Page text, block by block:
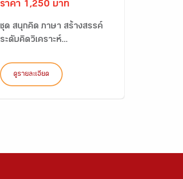
ราคา 1,250 บาท
ชุด สนุกคิด ภาษา สร้างสรรค์
ระดับคิดวิเคราะห์...
ดูรายละเอียด